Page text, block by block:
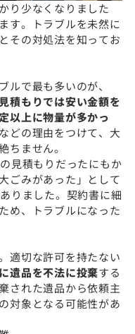
り少なくなりました
す。トラブルを未然に
その対処法を知ってお
ルで最も多いのが、
積もりでは安い金額を
以上に物量が多かっ
などの理由をつけて、大
ちません。
見積もりだったにもか
ごみがあった」として
りました。契約書に細
め、トラブルになった
適切な許可を持たない
遺品を不法に投棄する
された遺品から依頼主
対象となる可能性があ